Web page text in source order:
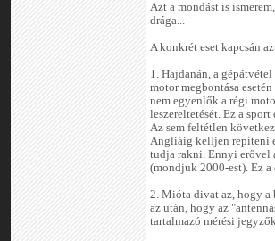
Azt a mondást is
drága...
A konkrét eset kapcsán
1. Hajdanán, a
motor megbontása
nem egyenlők a régi
leszereltetését. Ez a sport
Az sem feltétlen
Angliáig kelljen repíteni
tudja rakni. Ennyi erővel
(mondjuk 2000-est). Ez
2. Mióta divat az, hogy a
az után, hogy az
tartalmazó mérési